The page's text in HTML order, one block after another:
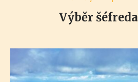
Výběr